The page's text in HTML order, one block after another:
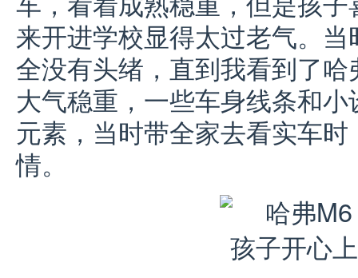
来开进学校显得太过老气。
全没有头绪，直到我看到了
大气稳重，一些车身线条和
元素，当时带全家去看实车
情。